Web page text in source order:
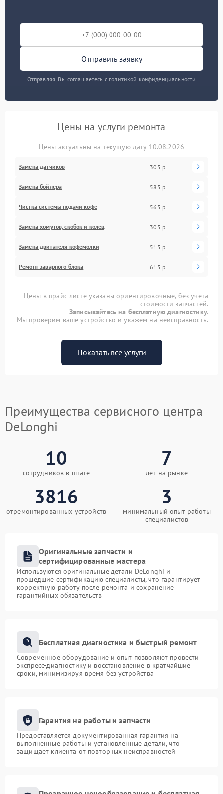
Отправить заявку
Отправляя, Вы соглашаетесь с политикой конфиденциальности
Цены на услуги ремонта
Цены актуальны на текущую дату 10.08.2026
Замена датчиков 305 р
Замена бойлера 585 р
Чистка системы подачи кофе 565 р
Замена хомутов, скобок и колец 305 р
Замена двигателя кофемолки 515 р
Ремонт заварного блока 615 р
Цены в прайс-листе указаны ориентировочные, без учета
стоимости запчастей.
Записывайтесь на бесплатную диагностику.
Мы проверим ваше устройство и укажем на неисправность.
Показать все услуги
Преимущества сервисного центра
DeLonghi
10
сотрудников в штате
7
лет на рынке
3816
отремонтированных устройств
3
минимальный опыт работы
специалистов
Оригинальные запчасти и
сертифицированные мастера
Используются оригинальные детали DeLonghi и
прошедшие сертификацию специалисты, что гарантирует
корректную работу после ремонта и сохранение
гарантийных обязательств
Бесплатная диагностика и быстрый ремонт
Современное оборудование и опыт позволяют провести
экспресс-диагностику и восстановление в кратчайшие
сроки, минимизируя время без устройства
Гарантия на работы и запчасти
Предоставляется документированная гарантия на
выполненные работы и установленные детали, что
защищает клиента от повторных неисправностей